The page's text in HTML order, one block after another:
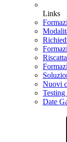
Links
Nuovi
Testing
Date